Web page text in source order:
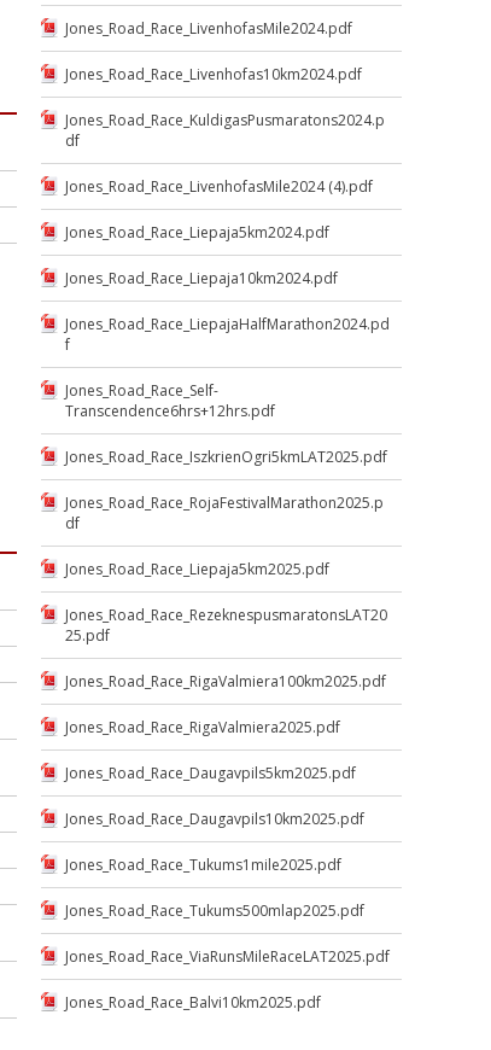
Jones_Road_Race_LivenhofasMile2024.pdf
Jones_Road_Race_Livenhofas10km2024.pdf
Jones_Road_Race_KuldigasPusmaratons2024.p
df
Jones_Road_Race_LivenhofasMile2024 (4).pdf
Jones_Road_Race_Liepaja5km2024.pdf
Jones_Road_Race_Liepaja10km2024.pdf
Jones_Road_Race_LiepajaHalfMarathon2024.pd
f
Jones_Road_Race_Self-
Transcendence6hrs+12hrs.pdf
Jones_Road_Race_IszkrienOgri5kmLAT2025.pdf
Jones_Road_Race_RojaFestivalMarathon2025.p
df
Jones_Road_Race_Liepaja5km2025.pdf
Jones_Road_Race_RezeknespusmaratonsLAT20
25.pdf
Jones_Road_Race_RigaValmiera100km2025.pdf
Jones_Road_Race_RigaValmiera2025.pdf
Jones_Road_Race_Daugavpils5km2025.pdf
Jones_Road_Race_Daugavpils10km2025.pdf
Jones_Road_Race_Tukums1mile2025.pdf
Jones_Road_Race_Tukums500mlap2025.pdf
Jones_Road_Race_ViaRunsMileRaceLAT2025.pdf
Jones_Road_Race_Balvi10km2025.pdf